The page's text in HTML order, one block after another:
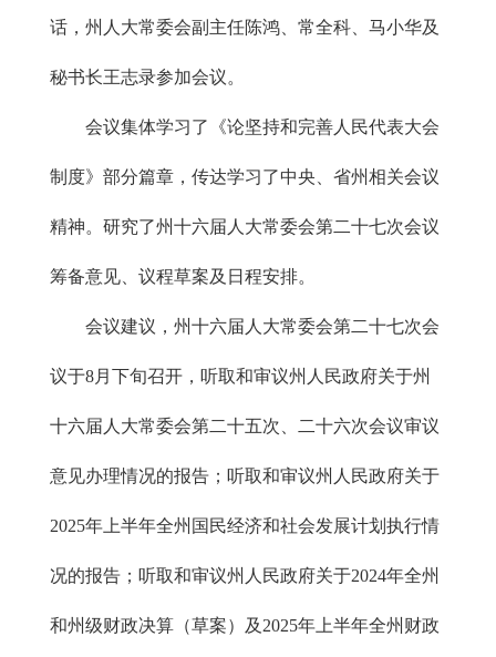
话，州人大常委会副主任陈鸿、常全科、马小华及
秘书长王志录参加会议。
会议集体学习了《论坚持和完善人民代表大会
制度》部分篇章，传达学习了中央、省州相关会议
精神。研究了州十六届人大常委会第二十七次会议
筹备意见、议程草案及日程安排。
会议建议，州十六届人大常委会第二十七次会
议于8月下旬召开，听取和审议州人民政府关于州
十六届人大常委会第二十五次、二十六次会议审议
意见办理情况的报告；听取和审议州人民政府关于
2025年上半年全州国民经济和社会发展计划执行情
况的报告；听取和审议州人民政府关于2024年全州
和州级财政决算（草案）及2025年上半年全州财政